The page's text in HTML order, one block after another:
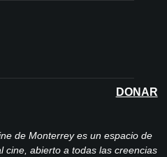
DONAR
de Monterrey es un espacio de
cine, abierto a todas las creencias